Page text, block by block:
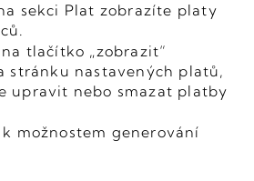
sekci Plat zobrazíte platy
tlačítko „zobrazit“
stránku nastavených platů,
upravit nebo smazat platby
možnostem generování